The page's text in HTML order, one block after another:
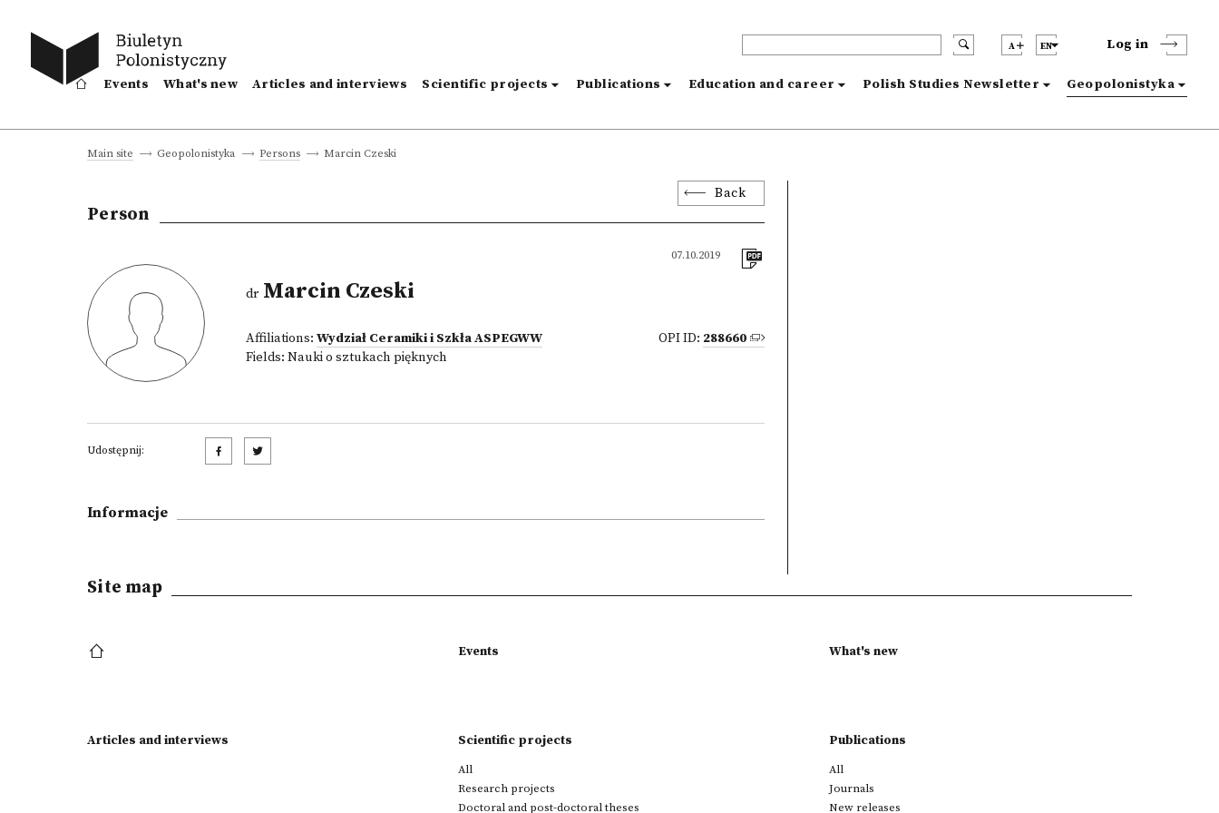
A EN Log in
Events What's new Articles and interviews Scientific projects Publications Education and career Polish Studies Newsletter Geopolonistyka
Main site Geopolonistyka Persons Marcin Czeski
Back
Person
07.10.2019
drMarcin Czeski
Affiliations: Wydział Ceramiki i Szkła ASPEGWW
Fields: Nauki o sztukach pięknych
OPI ID: 288660
Udostępnij:
Informacje
Site map
Events What's new
Articles and interviews Scientific projects
All
Research projects
Doctoral and post-doctoral theses
Publications
All
Journals
New releases